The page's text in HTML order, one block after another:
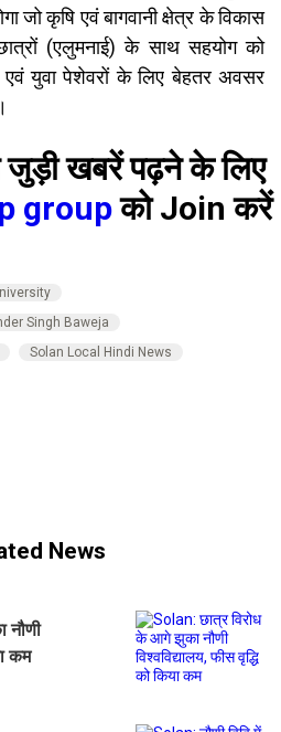
जो कृषि एवं बागवानी क्षेत्र के विकास
(एलुमनाई) के साथ सहयोग को
एवं युवा पेशेवरों के लिए बेहतर अवसर
जुड़ी खबरें पढ़ने के लिए
groupको Join करें
Singh Baweja
Solan Local Hindi News
News
नौणी
कम